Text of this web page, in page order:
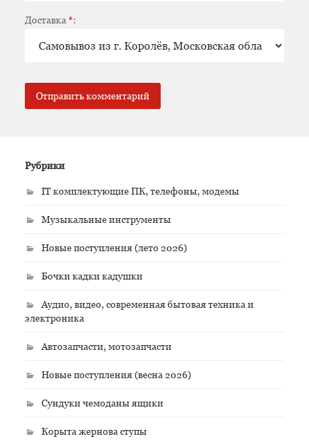
Доставка *:
Рубрики
IT комплектующие ПК, телефоны, модемы
Музыкальные инструменты
Новые поступления (лето 2026)
Бочки кадки кадушки
Аудио, видео, современная бытовая техника и
электроника
Автозапчасти, мотозапчасти
Новые поступления (весна 2026)
Сундуки чемоданы ящики
Корыта жернова ступы